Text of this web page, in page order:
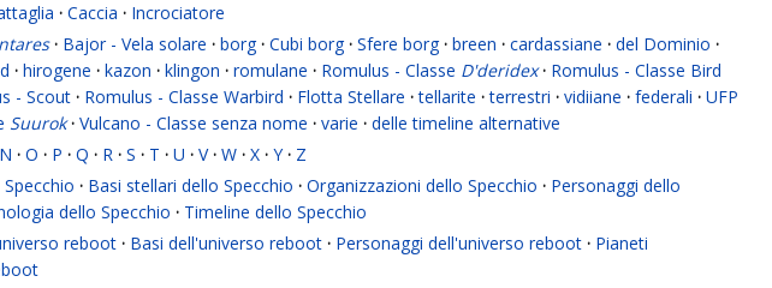
· Caccia · Incrociatore
· Bajor - Vela solare · borg · Cubi borg · Sfere borg · breen · cardassiane · del Dominio ·
· hirogene · kazon · klingon · romulane · Romulus - Classe D'deridex · Romulus - Classe Bird
- Scout · Romulus - Classe Warbird · Flotta Stellare · tellarite · terrestri · vidiiane · federali · UFP
Suurok · Vulcano - Classe senza nome · varie · delle timeline alternative
N · O · P · Q · R · S · T · U · V · W · X · Y · Z
· Basi stellari dello Specchio · Organizzazioni dello Specchio · Personaggi dello
dello Specchio · Timeline dello Specchio
reboot · Basi dell'universo reboot · Personaggi dell'universo reboot · Pianeti